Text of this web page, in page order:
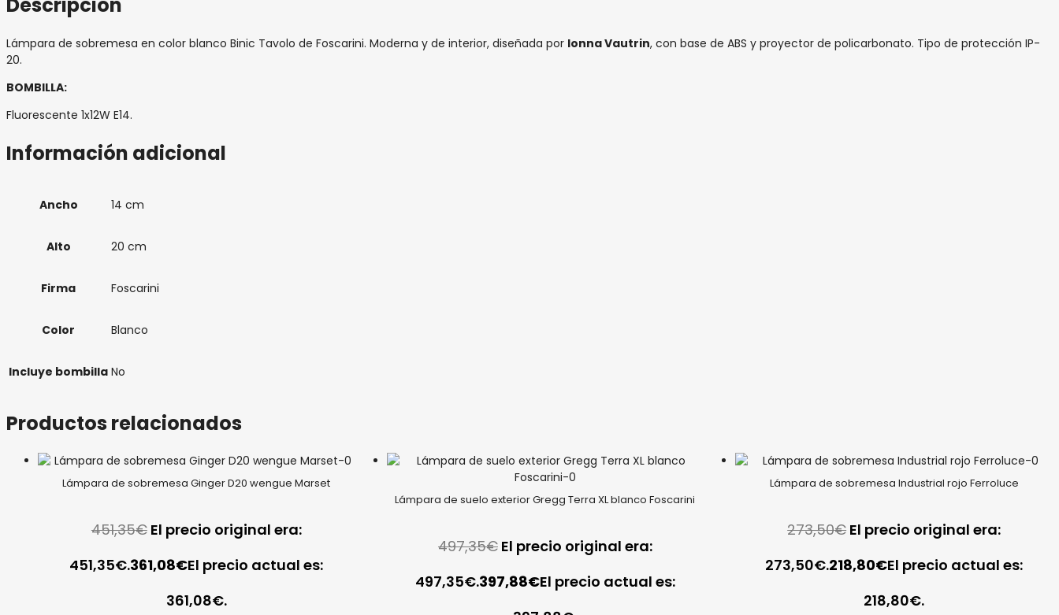
Lámpara de sobremesa en color blanco Binic Tavolo de Foscarini. Moderna y de interior, diseñada por Ionna Vautrin, con base de ABS y proyector de policarbonato. Tipo de protección IP-
20.
BOMBILLA:
Fluorescente 1x12W E14.
Información adicional
Ancho 14 cm
Alto 20 cm
Firma Foscarini
Color Blanco
Incluye bombilla No
Productos relacionados
Lámpara de sobremesa Ginger D20 wengue Marset
451,35€ El precio original era:
451,35€.361,08€El precio actual es:
361,08€.
Lámpara de suelo exterior Gregg Terra XL blanco Foscarini
497,35€ El precio original era:
497,35€.397,88€El precio actual es:
Lámpara de sobremesa Industrial rojo Ferroluce
273,50€ El precio original era:
273,50€.218,80€El precio actual es:
218,80€.